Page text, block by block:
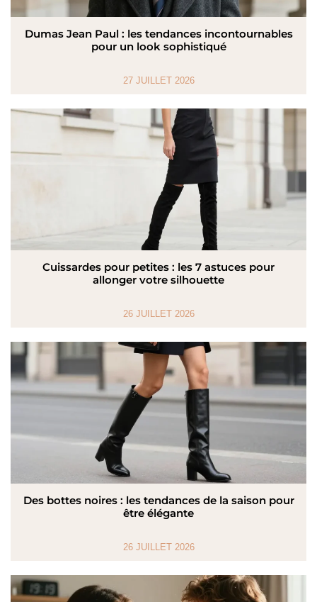
Dumas Jean Paul : les tendances incontournables
pour un look sophistiqué
27 JUILLET 2026
Cuissardes pour petites : les 7 astuces pour
allonger votre silhouette
26 JUILLET 2026
Des bottes noires : les tendances de la saison pour
être élégante
26 JUILLET 2026